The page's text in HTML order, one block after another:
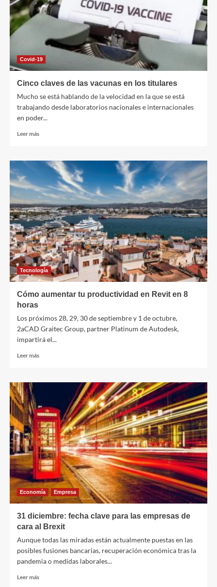
tour
para
de
de
33
de
residuos
Covid-19
Cinco claves de las vacunas en los titulares
Mucho se está hablando de la velocidad en la que se está
trabajando desde laboratorios nacionales e internacionales
en poder...
Leer másLeer
Cinco
claves
las
vacunas
en
los
titulares
Tecnología
Cómo aumentar tu productividad en Revit en 8
horas
Los próximos 28, 29, 30 de septiembre y 1 de octubre,
2aCAD Graitec Group, partner Platinum de Autodesk,
impartirá el...
Leer másLeer
Cómo
productividad
en
Revit
en
8
horas
Economía Empresa
31 diciembre: fecha clave para las empresas de
cara al Brexit
Aunque todas las miradas están actualmente puestas en las
posibles fusiones bancarias, recuperación económica tras la
pandemia o medidas laborales...
Leer másLeer